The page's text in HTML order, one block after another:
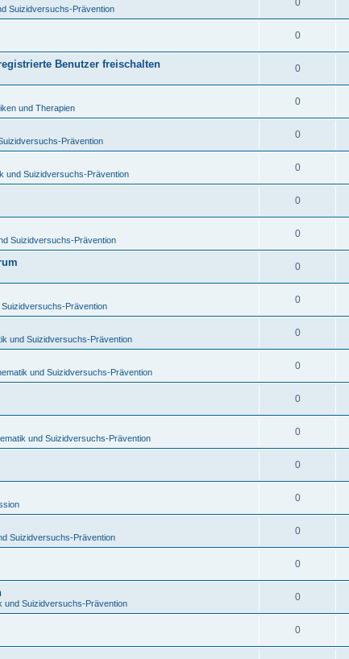
Suizidversuchs-Prävention
0
Benutzer freischalten 0
und Therapien
0
Prävention
0
und Suizidversuchs-Prävention
0
0
Suizidversuchs-Prävention
0
0
Prävention
0
und Suizidversuchs-Prävention
0
und Suizidversuchs-Prävention
0
0
und Suizidversuchs-Prävention
0
0
0
Suizidversuchs-Prävention
0
0
und Suizidversuchs-Prävention
0
0